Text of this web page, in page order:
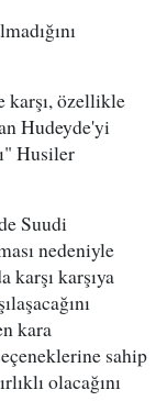
karşı, özellikle
Hudeyde'yi
Husiler
Suudi
nedeniyle
karşı karşıya
kara
sahip
olacağını